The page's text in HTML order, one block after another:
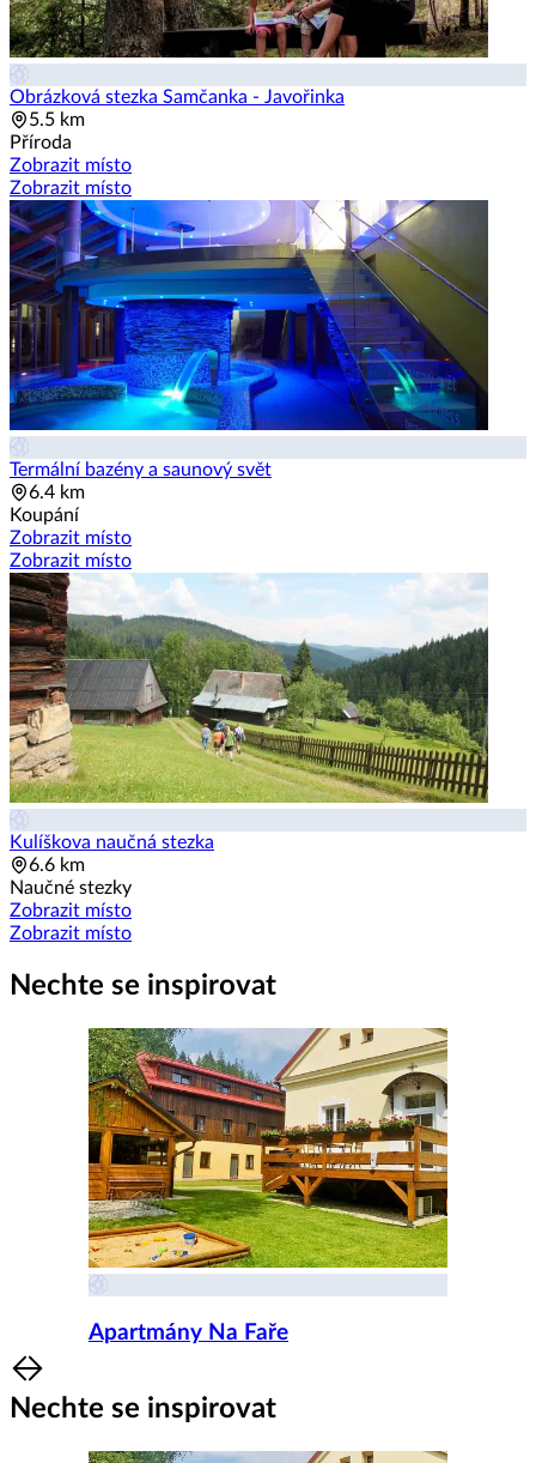
Obrázková stezka Samčanka - Javořinka
5.5 km
Příroda
Zobrazit místo
Zobrazit místo
Termální bazény a saunový svět
6.4 km
Koupání
Zobrazit místo
Zobrazit místo
Kulíškova naučná stezka
6.6 km
Naučné stezky
Zobrazit místo
Zobrazit místo
Nechte se inspirovat
Apartmány Na Faře
Item
1
of
Nechte se inspirovat